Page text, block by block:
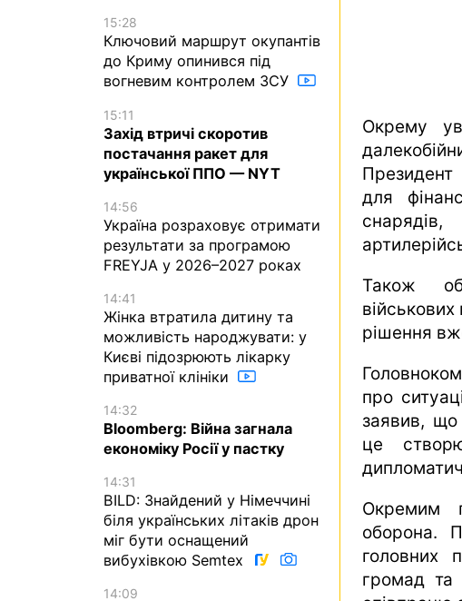
Окрему
для
Також
військових
рішення
про
заявив, що
це
Окремим
оборона.
головних
громад та
15:28
Ключовий маршрут окупантів
до Криму опинився під
вогневим контролем ЗСУ
15:11
Захід втричі скоротив
постачання ракет для
української ППО — NYT
14:56
Україна розраховує отримати
результати за програмою
FREYJA у 2026–2027 роках
14:41
Жінка втратила дитину та
можливість народжувати: у
Києві підозрюють лікарку
приватної клініки
14:32
Bloomberg: Війна загнала
економіку Росії у пастку
14:31
BILD: Знайдений у Німеччині
біля українських літаків дрон
міг бути оснащений
вибухівкою Semtex
14:09